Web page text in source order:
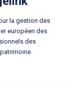
la gestion des
européen des
des